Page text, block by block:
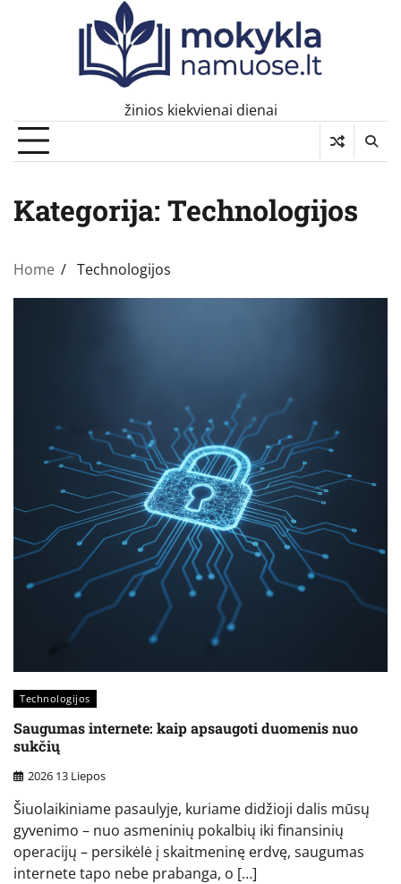
žinios kiekvienai dienai
Kategorija: Technologijos
Home Technologijos
Technologijos
Saugumas internete: kaip apsaugoti duomenis nuo
sukčių
2026 13 Liepos
Šiuolaikiniame pasaulyje, kuriame didžioji dalis mūsų
gyvenimo – nuo asmeninių pokalbių iki finansinių
operacijų – persikėlė į skaitmeninę erdvę, saugumas
internete tapo nebe prabanga, o […]